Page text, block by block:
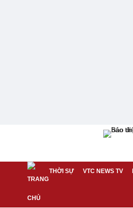
THỜI SỰ VTC NEWS TV